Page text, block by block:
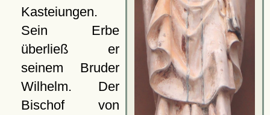
Kasteiungen.
Sein Erbe
überließ er
seinem Bruder
Wilhelm. Der
Bischof von